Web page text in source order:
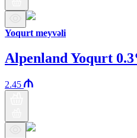
Yoqurt meyvəli
Alpenland Yoqurt
2.45